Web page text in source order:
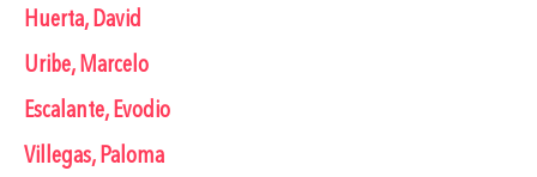
Huerta, David
Uribe, Marcelo
Escalante, Evodio
Villegas, Paloma